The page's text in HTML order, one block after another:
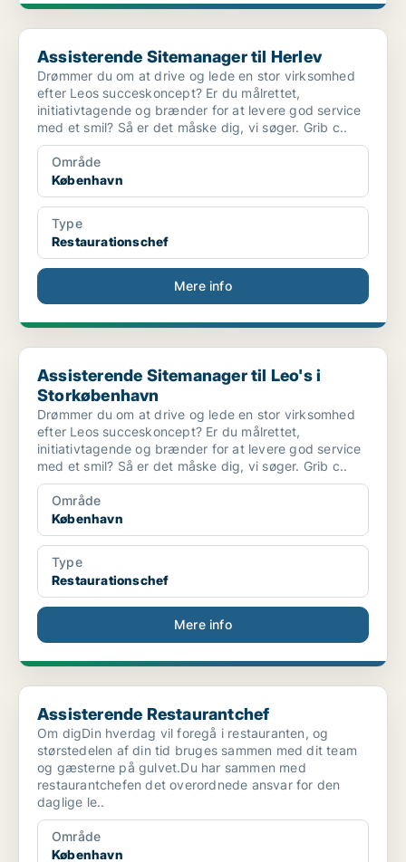
Assisterende Sitemanager til Herlev
Assisterende Sitemanager til Herlev
Drømmer du om at drive og lede en stor virksomhed
efter Leos succeskoncept? Er du målrettet,
initiativtagende og brænder for at levere god service
med et smil? Så er det måske dig, vi søger. Grib c..
Område
København
Type
Restaurationschef
Mere info
Assisterende Sitemanager til Leo's i Storkøbenhavn
Assisterende Sitemanager til Leo's i
Storkøbenhavn
Drømmer du om at drive og lede en stor virksomhed
efter Leos succeskoncept? Er du målrettet,
initiativtagende og brænder for at levere god service
med et smil? Så er det måske dig, vi søger. Grib c..
Område
København
Type
Restaurationschef
Mere info
Assisterende Restaurantchef
Assisterende Restaurantchef
Om digDin hverdag vil foregå i restauranten, og
størstedelen af din tid bruges sammen med dit team
og gæsterne på gulvet.Du har sammen med
restaurantchefen det overordnede ansvar for den
daglige le..
Område
København